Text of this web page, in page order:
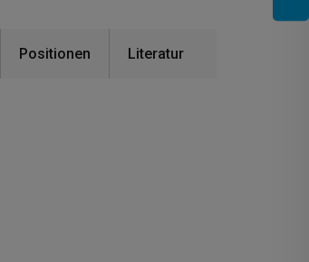
Positionen Literatur